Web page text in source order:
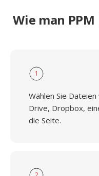
Wie man
1
Wählen Sie
Drive, Dropbox,
die Seite.